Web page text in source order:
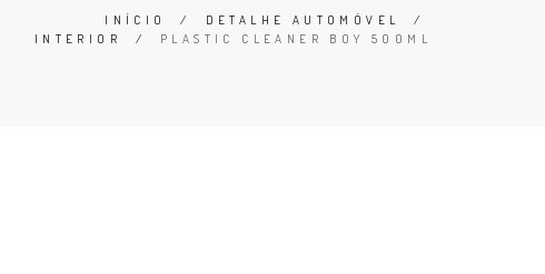
INÍCIO / DETALHE AUTOMÓVEL
/
INTERIOR
/ PLASTIC CLEANER BOY 500ML